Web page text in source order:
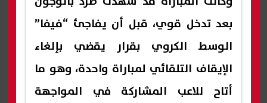
بعد تدخل قوي، قبل أن يفاجئ “فيفا”
الوسط الكروي بقرار يقضي بإلغاء
الإيقاف التلقائي لمباراة واحدة، وهو ما
أتاح للاعب المشاركة في المواجهة